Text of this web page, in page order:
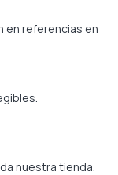
en referencias en
nuestra tienda.